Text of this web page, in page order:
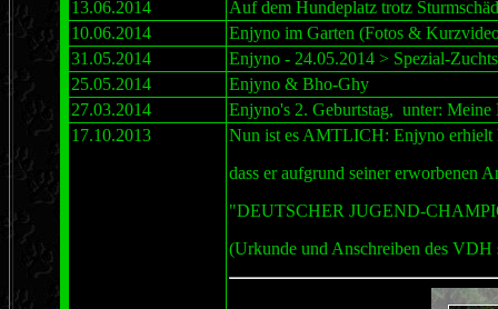
13.06.2014
Auf dem Hundeplatz trotz
10.06.2014
Enjyno im Garten (Fotos &
31.05.2014
Enjyno - 24.05.2014 > Spezial-
25.05.2014
Enjyno & Bho-Ghy
27.03.2014
Enjyno's 2. Geburtstag, unter:
17.10.2013
Nun ist es AMTLICH: Enjyno erhielt
dass er aufgrund seiner erworbenen
"DEUTSCHER JUGEND-
(Urkunde und Anschreiben des